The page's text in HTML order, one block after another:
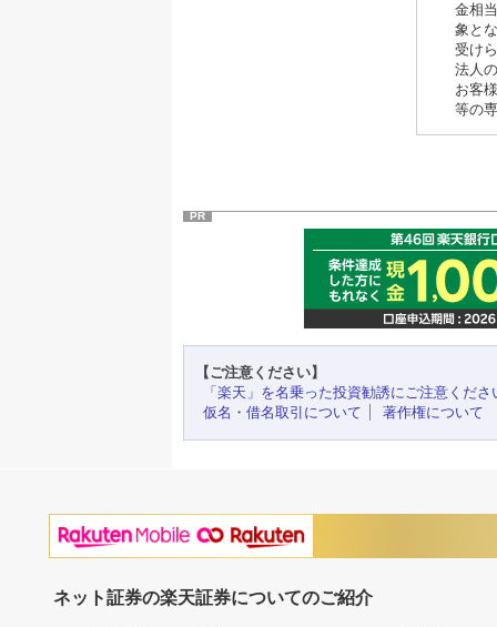
金相
象と
受け
法人
お客
等の
PR
【ご注意ください】
「楽天」を名乗った投資勧誘にご注意くださ
仮名・借名取引について
著作権について
ネット証券の楽天証券についてのご紹介